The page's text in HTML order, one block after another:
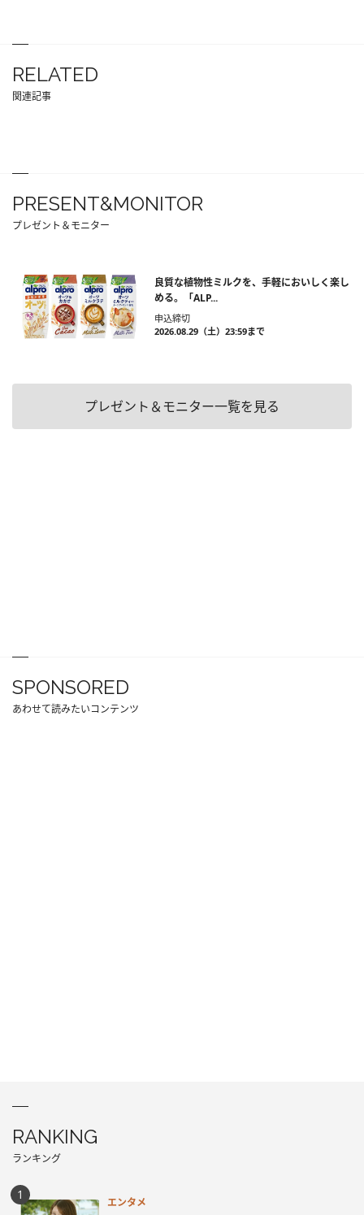
RELATED
関連記事
PRESENT&MONITOR
プレゼント＆モニター
良質な植物性ミルクを、手軽においしく楽し
める。「ALP...
申込締切
2026.08.29（土）23:59まで
プレゼント＆モニター一覧を見る
SPONSORED
あわせて読みたいコンテンツ
RANKING
ランキング
エンタメ